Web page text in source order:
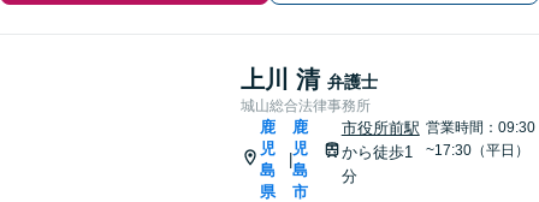
上川 清 弁護士
城山総合法律事務所
鹿
児
島
県
|
鹿
児
島
市
市役所前駅
から徒歩1
分
営業時間：09:30
~17:30（平日）